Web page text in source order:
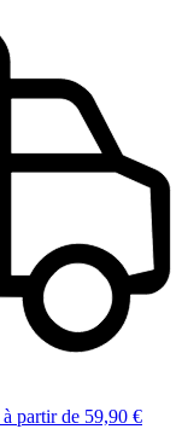
à partir de 59,90 €